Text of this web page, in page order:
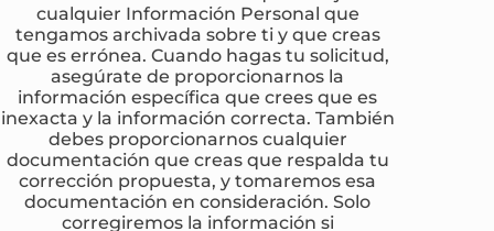
cualquier Información Personal que
tengamos archivada sobre ti y que creas
que es errónea. Cuando hagas tu solicitud,
asegúrate de proporcionarnos la
información específica que crees que es
inexacta y la información correcta. También
debes proporcionarnos cualquier
documentación que creas que respalda tu
corrección propuesta, y tomaremos esa
documentación en consideración. Solo
corregiremos la información si